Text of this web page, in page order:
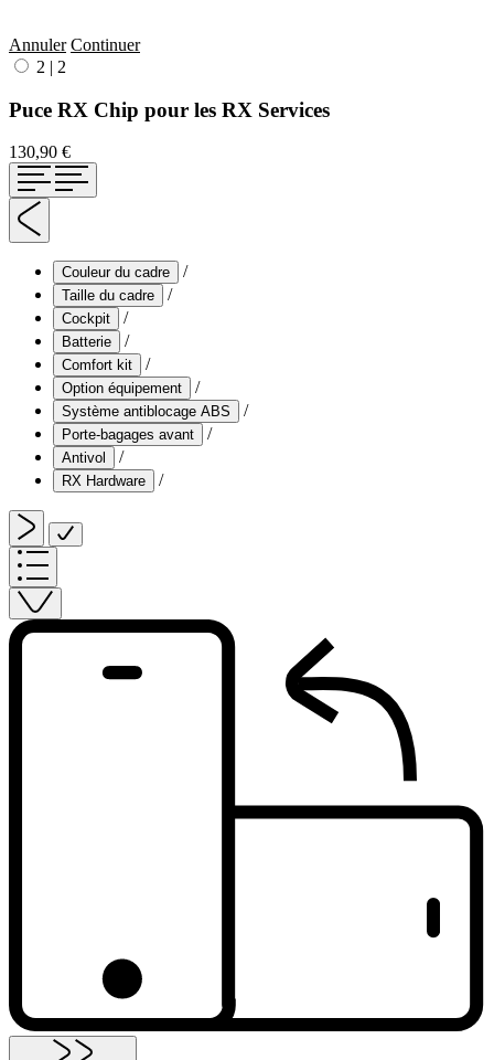
Annuler Continuer
2 | 2
Puce RX Chip pour les RX Services
130,90 €
Couleur du cadre /
Taille du cadre /
Cockpit /
Batterie /
Comfort kit /
Option équipement /
Système antiblocage ABS /
Porte-bagages avant /
Antivol /
RX Hardware /